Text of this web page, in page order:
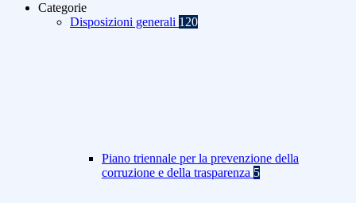
Categorie
Disposizioni generali 120
Piano triennale per la prevenzione della
corruzione e della trasparenza 5